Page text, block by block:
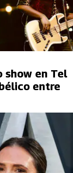
show en Tel
entre